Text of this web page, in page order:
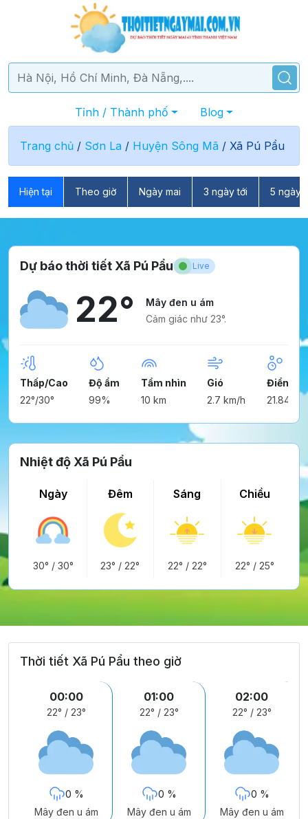
Tỉnh / Thành phố Blog
Trang chủ / Sơn La / Huyện Sông Mã / Xã Pú Pẩu
Hiện tại Theo giờ Ngày mai 3 ngày tới 5 ngày
Dự báo thời tiết Xã Pú Pẩu Live
22°
Mây đen u ám
Cảm giác như 23°.
Thấp/Cao
22°/30°
Độ ẩm
99%
Tầm nhìn
10 km
Gió
2.7 km/h
Điểm
21.84°
Nhiệt độ Xã Pú Pẩu
Ngày
30° / 30°
Đêm
23° /22°
Sáng
22° / 22°
Chiều
22° / 25°
Thời tiết Xã Pú Pẩu theo giờ
00:00
22° / 23°
0 %
Mây đen u ám
01:00
22° / 23°
0 %
Mây đen u ám
02:00
22° / 23°
0 %
Mây đen u ám